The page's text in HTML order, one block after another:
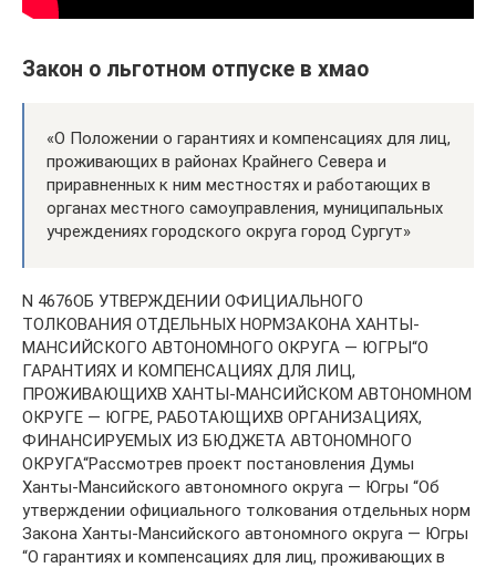
Закон о льготном отпуске в хмао
«О Положении о гарантиях и компенсациях для лиц,
проживающих в районах Крайнего Севера и
приравненных к ним местностях и работающих в
органах местного самоуправления, муниципальных
учреждениях городского округа город Сургут»
N 4676ОБ УТВЕРЖДЕНИИ ОФИЦИАЛЬНОГО
ТОЛКОВАНИЯ ОТДЕЛЬНЫХ НОРМЗАКОНА ХАНТЫ-
МАНСИЙСКОГО АВТОНОМНОГО ОКРУГА — ЮГРЫ“О
ГАРАНТИЯХ И КОМПЕНСАЦИЯХ ДЛЯ ЛИЦ,
ПРОЖИВАЮЩИХВ ХАНТЫ-МАНСИЙСКОМ АВТОНОМНОМ
ОКРУГЕ — ЮГРЕ, РАБОТАЮЩИХВ ОРГАНИЗАЦИЯХ,
ФИНАНСИРУЕМЫХ ИЗ БЮДЖЕТА АВТОНОМНОГО
ОКРУГА“Рассмотрев проект постановления Думы
Ханты-Мансийского автономного округа — Югры “Об
утверждении официального толкования отдельных норм
Закона Ханты-Мансийского автономного округа — Югры
“О гарантиях и компенсациях для лиц, проживающих в